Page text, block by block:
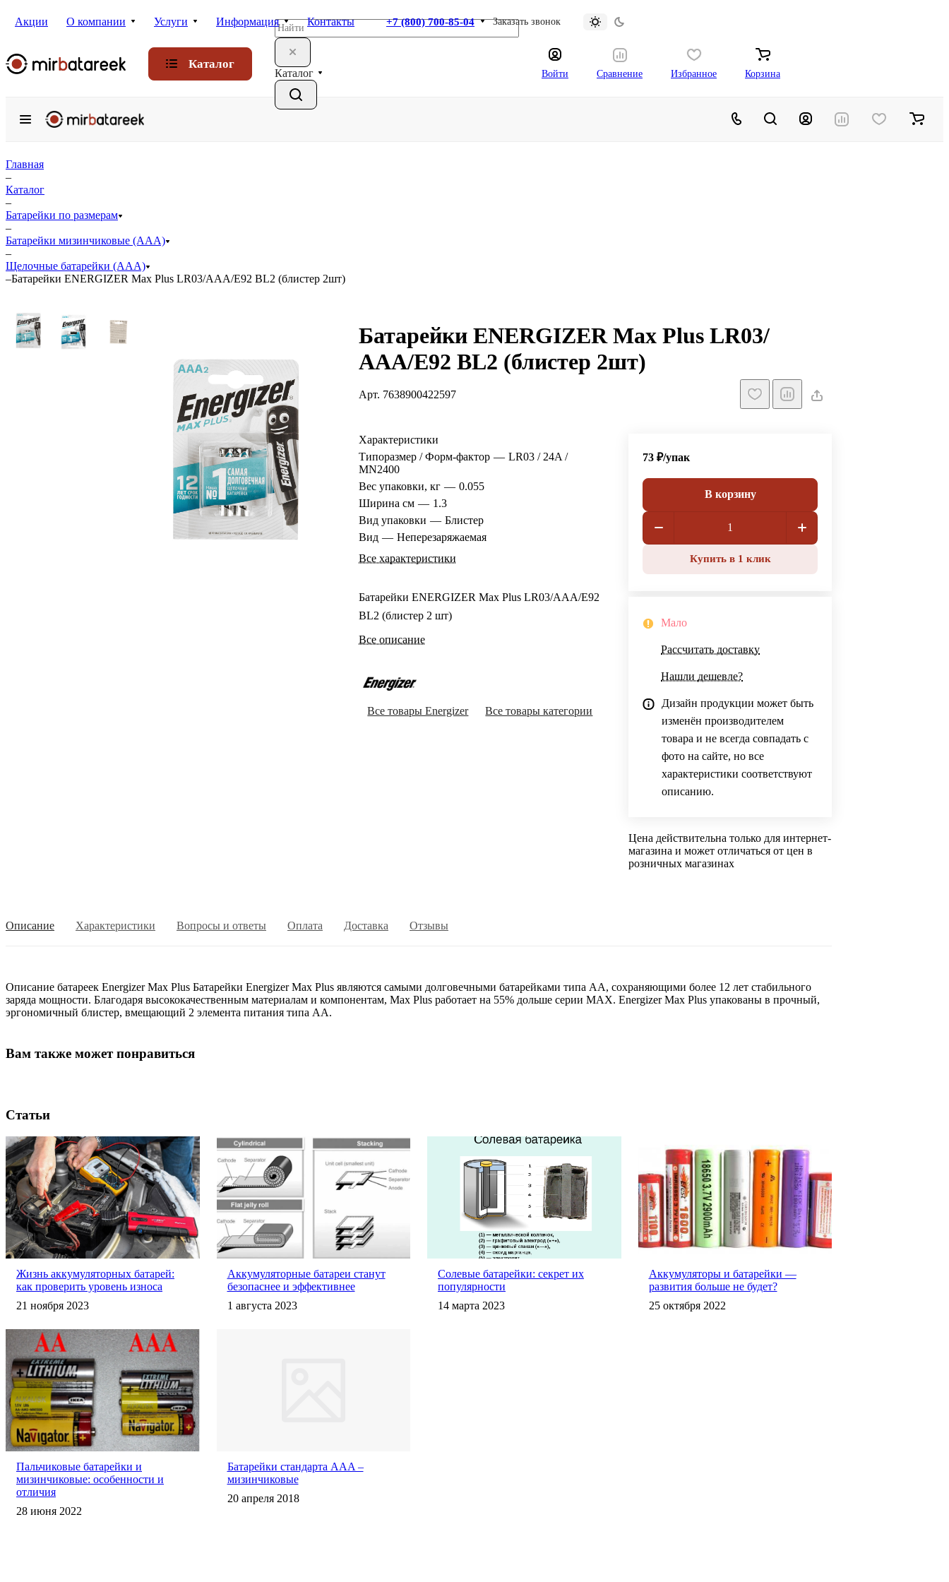
Акции О компании Услуги Информация Контакты +7 (800) 700-85-04 Заказать звонок
Каталог
Каталог Войти Сравнение Избранное Корзина
Главная
–
Каталог
–
Батарейки по размерам
–
Батарейки мизинчиковые (ААА)
–
Щелочные батарейки (ААА)
–Батарейки ENERGIZER Max Plus LR03/ААА/E92 BL2 (блистер 2шт)
Батарейки ENERGIZER Max Plus LR03/
ААА/E92 BL2 (блистер 2шт)
Арт. 7638900422597
Характеристики
Типоразмер / Форм-фактор — LR03 / 24A /
MN2400
Вес упаковки, кг — 0.055
Ширина см — 1.3
Вид упаковки — Блистер
Вид — Неперезаряжаемая
Все характеристики
Батарейки ENERGIZER Max Plus LR03/AAA/E92
BL2 (блистер 2 шт)
Все описание
Все товары Energizer Все товары категории
73 ₽/упак
В корзину
Купить в 1 клик
Мало
Рассчитать доставку
Нашли дешевле?
Дизайн продукции может быть
изменён производителем
товара и не всегда совпадать с
фото на сайте, но все
характеристики соответствуют
описанию.
Цена действительна только для интернет-
магазина и может отличаться от цен в
розничных магазинах
Описание Характеристики Вопросы и ответы Оплата Доставка Отзывы
Описание батареек Energizer Max Plus Батарейки Energizer Max Plus являются самыми долговечными батарейками типа АА, сохраняющими более 12 лет стабильного
заряда мощности. Благодаря высококачественным материалам и компонентам, Max Plus работает на 55% дольше серии MAX. Energizer Max Plus упакованы в прочный,
эргономичный блистер, вмещающий 2 элемента питания типа АА.
Вам также может понравиться
Статьи
Жизнь аккумуляторных батарей:
как проверить уровень износа
21 ноября 2023
Аккумуляторные батареи станут
безопаснее и эффективнее
1 августа 2023
Солевые батарейки: секрет их
популярности
14 марта 2023
Аккумуляторы и батарейки —
развития больше не будет?
25 октября 2022
Пальчиковые батарейки и
мизинчиковые: особенности и
отличия
28 июня 2022
Батарейки стандарта AAA –
мизинчиковые
20 апреля 2018